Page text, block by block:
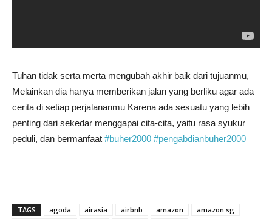
Tuhan tidak serta merta mengubah akhir baik dari tujuanmu,
Melainkan dia hanya memberikan jalan yang berliku agar ada
cerita di setiap perjalananmu Karena ada sesuatu yang lebih
penting dari sekedar menggapai cita-cita, yaitu rasa syukur
peduli, dan bermanfaat #buher2000 #pengabdianbuher2000
TAGS agoda airasia airbnb amazon
amazon sg